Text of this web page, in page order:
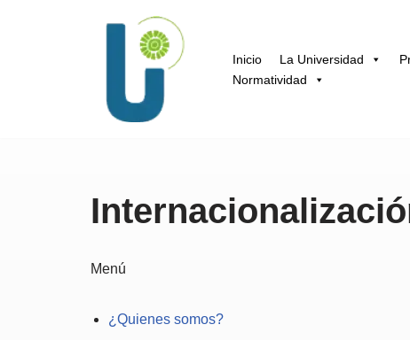
Inicio La Universidad
Normatividad
Menú
¿Quienes somos?